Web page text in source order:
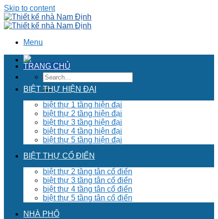
Skip to content
Menu
TRANG CHỦ
BIỆT THỰ HIỆN ĐẠI
biệt thự 1 tầng hiện đại
biệt thự 2 tầng hiện đại
biệt thự 3 tầng hiện đại
biệt thự 4 tầng hiện đại
biệt thự 5 tầng hiện đại
BIỆT THỰ CỔ ĐIỂN
biệt thự 2 tầng tân cổ điển
biệt thự 3 tầng tân cổ điển
biệt thự 4 tầng tân cổ điển
biệt thự 5 tầng tân cổ điển
NHÀ PHỐ